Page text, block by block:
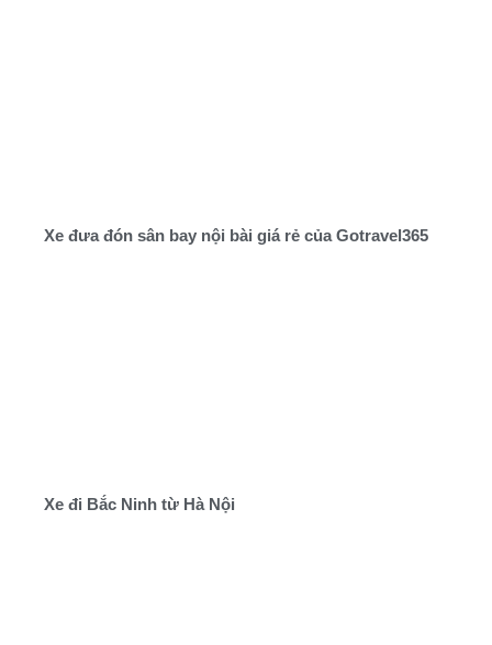
Xe đưa đón sân bay nội bài giá rẻ của Gotravel365
Xe đi Bắc Ninh từ Hà Nội